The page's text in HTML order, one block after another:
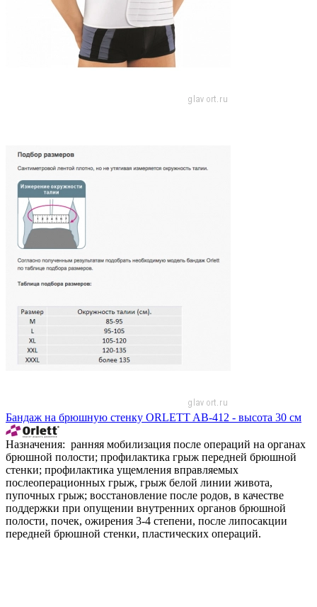
Бандаж на брюшную стенку ORLETT AB-412 - высота 30 см
Назначения: ранняя мобилизация после операций на органах
брюшной полости; профилактика грыж передней брюшной
стенки; профилактика ущемления вправляемых
послеоперационных грыж, грыж белой линии живота,
пупочных грыж; восстановление после родов, в качестве
поддержки при опущении внутренних органов брюшной
полости, почек, ожирения 3-4 степени, после липосакции
передней брюшной стенки, пластических операций.